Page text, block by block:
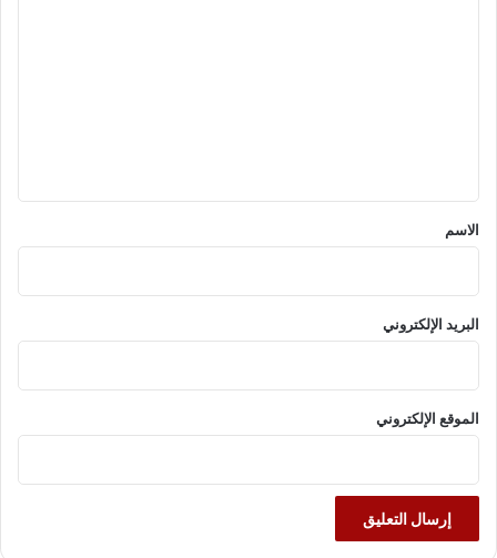
*
الاسم
البريد الإلكتروني
الموقع الإلكتروني